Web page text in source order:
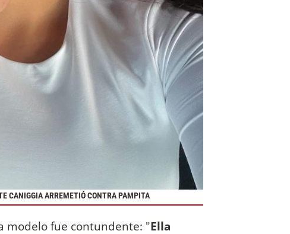
CANIGGIA ARREMETIÓ CONTRA PAMPITA
modelo fue contundente: "Ella